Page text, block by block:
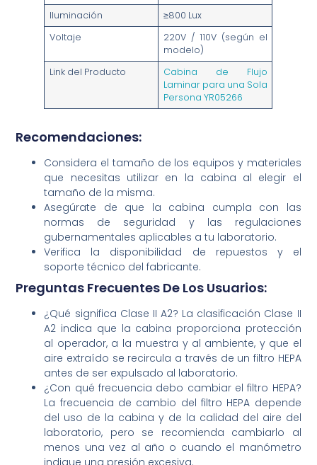
Iluminación
≥800 Lux
Voltaje
220V / 110V (según el
modelo)
Link del Producto
Cabina de Flujo
Laminar para una Sola
Persona YR05266
Recomendaciones:
Considera el tamaño de los equipos y materiales
que necesitas utilizar en la cabina al elegir el
tamaño de la misma.
Asegúrate de que la cabina cumpla con las
normas de seguridad y las regulaciones
gubernamentales aplicables a tu laboratorio.
Verifica la disponibilidad de repuestos y el
soporte técnico del fabricante.
Preguntas Frecuentes De Los Usuarios:
¿Qué significa Clase II A2? La clasificación Clase II
A2 indica que la cabina proporciona protección
al operador, a la muestra y al ambiente, y que el
aire extraído se recircula a través de un filtro HEPA
antes de ser expulsado al laboratorio.
¿Con qué frecuencia debo cambiar el filtro HEPA?
La frecuencia de cambio del filtro HEPA depende
del uso de la cabina y de la calidad del aire del
laboratorio, pero se recomienda cambiarlo al
menos una vez al año o cuando el manómetro
indique una presión excesiva.